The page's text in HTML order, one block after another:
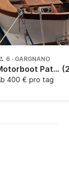
6 · GARGNANO
Motorboot Pattuccelli Barca a motore 40PS
400 € pro tag